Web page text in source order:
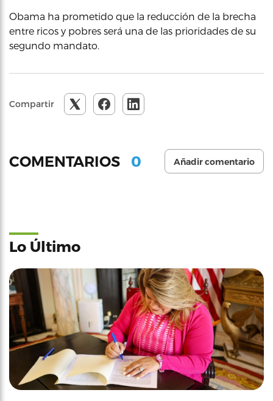
Obama ha prometido que la reducción de la brecha
entre ricos y pobres será una de las prioridades de su
segundo mandato.
Compartir
COMENTARIOS 0 Añadir comentario
Lo Último